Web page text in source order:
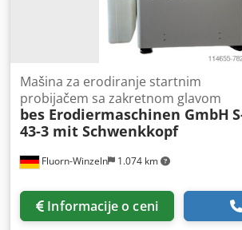
kompleks 5-osa mašinska obrada -
-Primopredaja i skladištenje programa
interfejsa -Visoka jednostavnost
Fluorn-Winzeln 1.074 km
Mašina za erodiranje startnim
probijačem sa zakretnom glavom
bes Erodiermaschinen GmbH
43-3 mit Schwenkkopf
Informacije o ceni